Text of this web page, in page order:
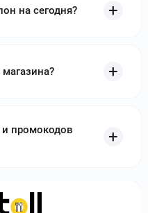
на сегодня?
и промокодов